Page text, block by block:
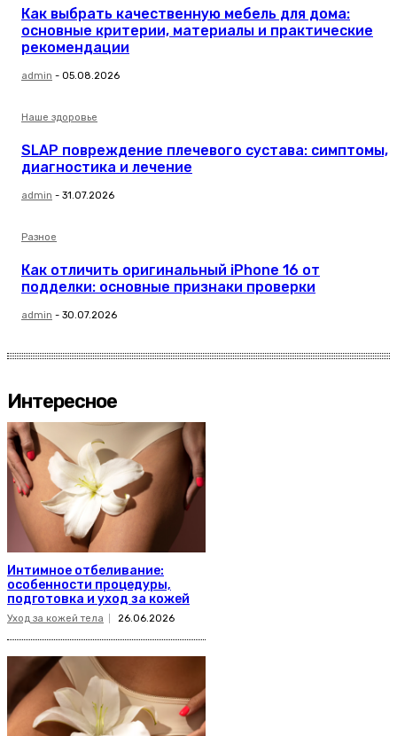
Как выбрать качественную мебель для дома:
основные критерии, материалы и практические
рекомендации
admin - 05.08.2026
Наше здоровье
SLAP повреждение плечевого сустава: симптомы,
диагностика и лечение
admin - 31.07.2026
Разное
Как отличить оригинальный iPhone 16 от
подделки: основные признаки проверки
admin - 30.07.2026
Интересное
Интимное отбеливание:
особенности процедуры,
подготовка и уход за кожей
Уход за кожей тела 26.06.2026